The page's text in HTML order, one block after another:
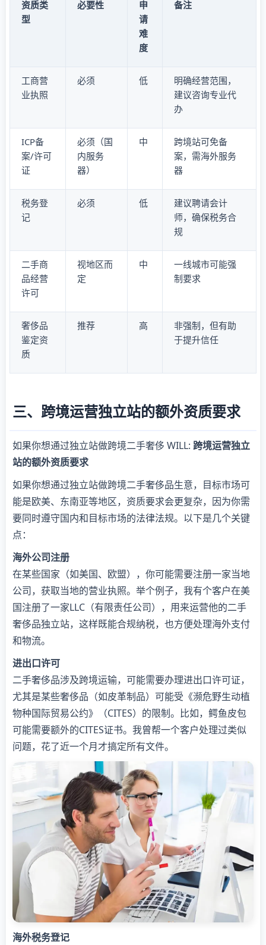
资质类
型
必要性
申
请
难
度
备注
工商营
业执照
必须 低
明确经营范围，
建议咨询专业代
办
ICP备
案/许可
证
必须（国
内服务
器）
中
跨境站可免备
案，需海外服务
器
税务登
记
必须 低
建议聘请会计
师，确保税务合
规
二手商
品经营
许可
视地区而
定
中
一线城市可能强
制要求
奢侈品
鉴定资
质
推荐 高
非强制，但有助
于提升信任
三、跨境运营独立站的额外资质要求
如果你想通过独立站做跨境二手奢侈 WILL: 跨境运营独立
站的额外资质要求
如果你想通过独立站做跨境二手奢侈品生意，目标市场可
能是欧美、东南亚等地区，资质要求会更复杂，因为你需
要同时遵守国内和目标市场的法律法规。以下是几个关键
点：
海外公司注册
在某些国家（如美国、欧盟），你可能需要注册一家当地
公司，获取当地的营业执照。举个例子，我有个客户在美
国注册了一家LLC（有限责任公司），用来运营他的二手
奢侈品独立站，这样既能合规纳税，也方便处理海外支付
和物流。
进出口许可
二手奢侈品涉及跨境运输，可能需要办理进出口许可证，
尤其是某些奢侈品（如皮革制品）可能受《濒危野生动植
物种国际贸易公约》（CITES）的限制。比如，鳄鱼皮包
可能需要额外的CITES证书。我曾帮一个客户处理过类似
问题，花了近一个月才搞定所有文件。
海外税务登记